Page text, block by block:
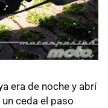
era de noche y abrí
ceda el paso